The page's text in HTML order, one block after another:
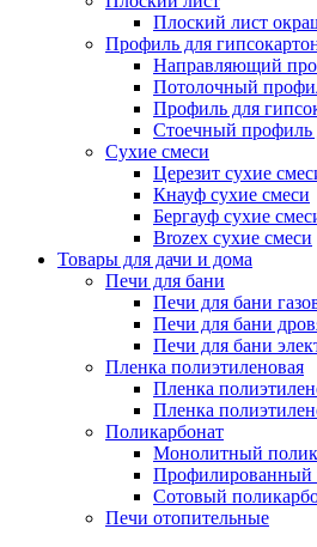
Плоский лист
Профиль для
Направляющий
Потолочный
Профиль для
Стоечный профиль
Сухие смеси
Церезит сухие
Кнауф сухие смеси
Бергауф сухие
Brozex сухие смеси
Товары для дачи и дома
Печи для бани
Печи для бани
Печи для бани
Печи для бани
Пленка полиэтиленовая
Пленка
Пленка
Поликарбонат
Монолитный
Профилированный
Сотовый
Печи отопительные